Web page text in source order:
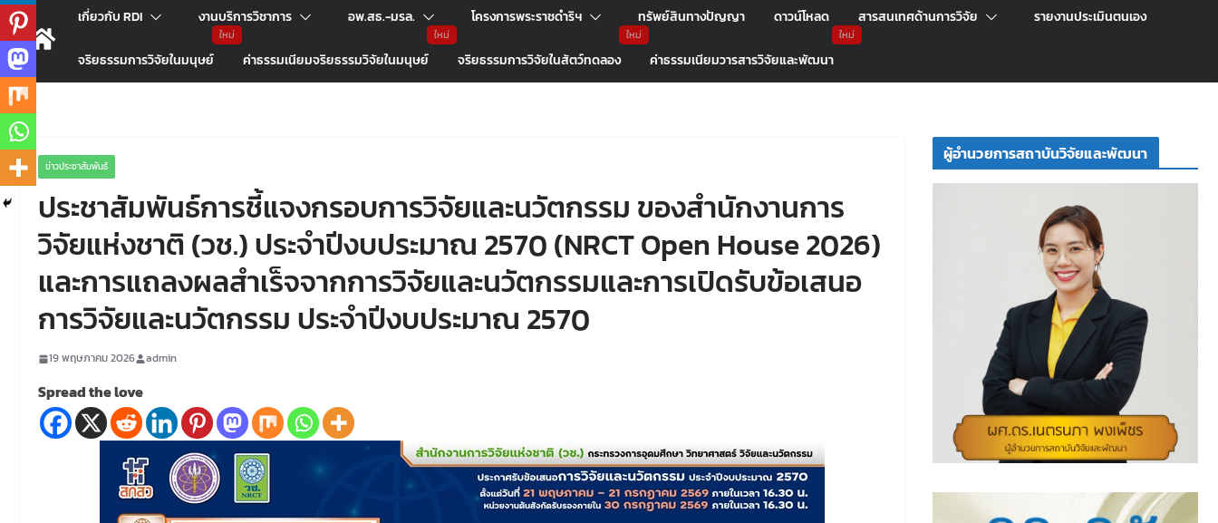
เกี่ยวกับ RDI งานบริการวิชาการ อพ.สธ.-มรล. โครงการพระราชดำริฯ ทรัพย์สินทางปัญญา ดาวน์โหลด สารสนเทศด้านการวิจัย รายงานประเมินตนเอง
จริยธรรมการวิจัยในมนุษย์ ค่าธรรมเนียมจริยธรรมวิจัยในมนุษย์ จริยธรรมการวิจัยในสัตว์ทดลอง ค่าธรรมเนียมวารสารวิจัยและพัฒนา
ข่าวประชาสัมพันธ์
ประชาสัมพันธ์การชี้แจงกรอบการวิจัยและนวัตกรรม ของสำนักงานการ
วิจัยแห่งชาติ (วช.) ประจำปีงบประมาณ 2570 (NRCT Open House 2026)
และการแถลงผลสำเร็จจากการวิจัยและนวัตกรรมและการเปิดรับข้อเสนอ
การวิจัยและนวัตกรรม ประจำปีงบประมาณ 2570
19 พฤษภาคม 2026 admin
Spread the love
ผู้อำนวยการสถาบันวิจัยและพัฒนา